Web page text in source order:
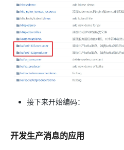
接下来开始编码：
开发生产消息的应用